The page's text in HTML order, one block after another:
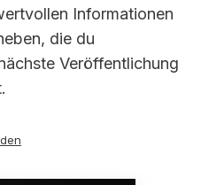
Informationen
die du
Veröffentlichung